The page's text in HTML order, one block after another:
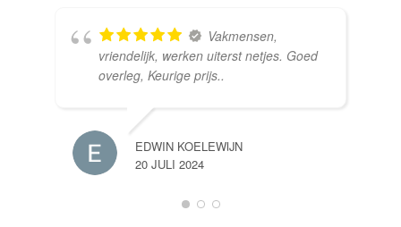
Vakmensen,
vriendelijk, werken uiterst netjes. Goed
overleg, Keurige prijs..
EDWIN KOELEWIJN
20 JULI 2024